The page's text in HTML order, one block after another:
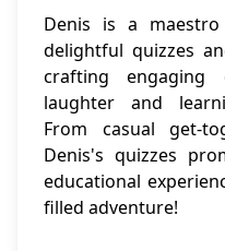
Denis is a
delightful quizzes
crafting engaging
laughter and
From casual get-
Denis's quizzes
educational
filled adventure!